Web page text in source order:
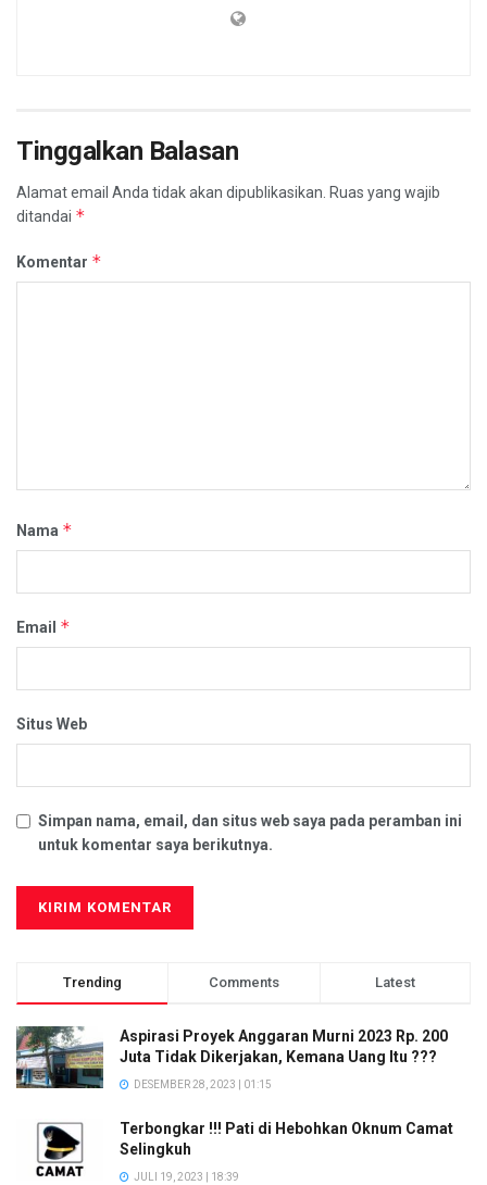
Tinggalkan Balasan
Alamat email Anda tidak akan dipublikasikan. Ruas yang wajib
ditandai *
Komentar *
Nama *
Email *
Situs Web
Simpan nama, email, dan situs web saya pada peramban ini
untuk komentar saya berikutnya.
Trending Comments Latest
Aspirasi Proyek Anggaran Murni 2023 Rp. 200
Juta Tidak Dikerjakan, Kemana Uang Itu ???
DESEMBER 28, 2023 | 01:15
Terbongkar !!! Pati di Hebohkan Oknum Camat
Selingkuh
JULI 19, 2023 | 18:39